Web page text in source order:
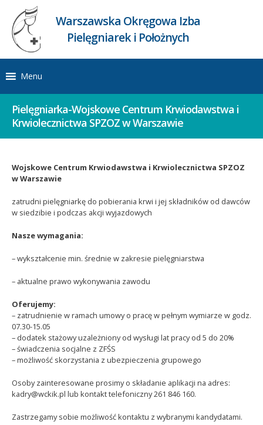
Warszawska Okręgowa Izba
Pielęgniarek i Położnych
Menu
Pielęgniarka-Wojskowe Centrum Krwiodawstwa i
Krwiolecznictwa SPZOZ w Warszawie
Wojskowe Centrum Krwiodawstwa i Krwiolecznictwa SPZOZ
w Warszawie
zatrudni pielęgniarkę do pobierania krwi i jej składników od dawców
w siedzibie i podczas akcji wyjazdowych
Nasze wymagania:
– wykształcenie min. średnie w zakresie pielęgniarstwa
– aktualne prawo wykonywania zawodu
Oferujemy:
– zatrudnienie w ramach umowy o pracę w pełnym wymiarze w godz.
07.30-15.05
– dodatek stażowy uzależniony od wysługi lat pracy od 5 do 20%
– świadczenia socjalne z ZFŚS
– możliwość skorzystania z ubezpieczenia grupowego
Osoby zainteresowane prosimy o składanie aplikacji na adres:
kadry@wckik.pl lub kontakt telefoniczny 261 846 160.
Zastrzegamy sobie możliwość kontaktu z wybranymi kandydatami.